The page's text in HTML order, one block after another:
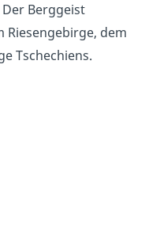
Der Berggeist
Riesengebirge, dem
Tschechiens.